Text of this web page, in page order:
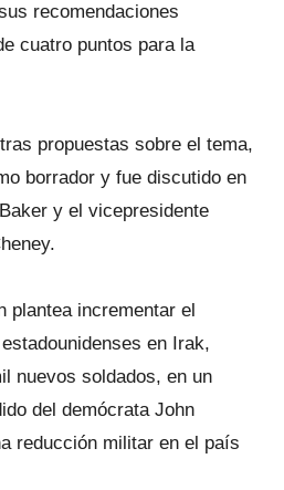
recomendaciones
cuatro puntos para la
propuestas sobre el tema,
borrador y fue discutido en
y el vicepresidente
plantea incrementar el
en Irak,
nuevos soldados, en un
del demócrata John
reducción militar en el país